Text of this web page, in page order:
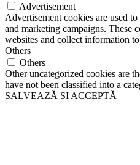
Advertisement
Advertisement cookies are used
and marketing campaigns. These
websites and collect information
Others
Others
Other uncategorized cookies are
have not been classified into a
SALVEAZĂ ȘI ACCEPTĂ